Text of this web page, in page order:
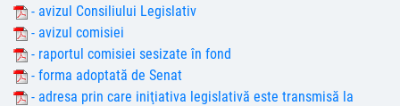
- avizul Consiliului Legislativ
- avizul comisiei
- raportul comisiei sesizate în fond
- forma adoptată de Senat
- adresa prin care iniţiativa legislativă este transmisă la